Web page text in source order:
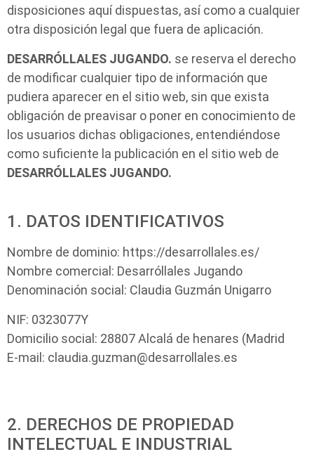
disposiciones aquí dispuestas, así como a cualquier
otra disposición legal que fuera de aplicación.
DESARRÓLLALES JUGANDO. se reserva el derecho
de modificar cualquier tipo de información que
pudiera aparecer en el sitio web, sin que exista
obligación de preavisar o poner en conocimiento de
los usuarios dichas obligaciones, entendiéndose
como suficiente la publicación en el sitio web de
DESARRÓLLALES JUGANDO.
1. DATOS IDENTIFICATIVOS
Nombre de dominio: https://desarrollales.es/
Nombre comercial: Desarróllales Jugando
Denominación social: Claudia Guzmán Unigarro
NIF: 0323077Y
Domicilio social: 28807 Alcalá de henares (Madrid
E-mail: claudia.guzman@desarrollales.es
2. DERECHOS DE PROPIEDAD
INTELECTUAL E INDUSTRIAL